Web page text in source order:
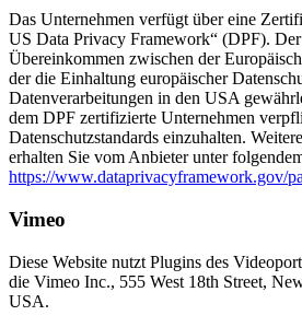
Das Unternehmen verfügt über eine
US Data Privacy Framework“ (DPF).
Übereinkommen zwischen der
der die Einhaltung europäischer
Datenverarbeitungen in den USA
dem DPF zertifizierte Unternehmen
Datenschutzstandards einzuhalten.
erhalten Sie vom Anbieter unter
https://www.dataprivacyframework.gov/
Vimeo
Diese Website nutzt Plugins des
die Vimeo Inc., 555 West 18th Street,
USA.